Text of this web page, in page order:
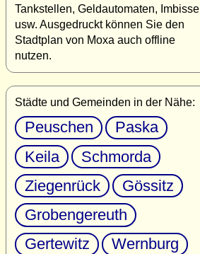
Tankstellen, Geldautomaten, Imbisse
usw. Ausgedruckt können Sie den
Stadtplan von Moxa auch offline
nutzen.
Städte und Gemeinden in der Nähe:
Peuschen
Paska
Keila
Schmorda
Ziegenrück
Gössitz
Grobengereuth
Gertewitz
Wernburg